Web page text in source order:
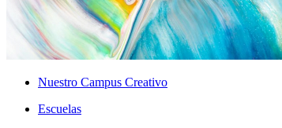
Nuestro Campus Creativo
Escuelas